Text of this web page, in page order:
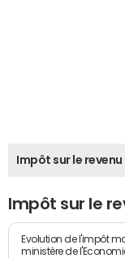
Impôt sur le revenu
Impôt sur le
Evolution de l'impôt
ministère de